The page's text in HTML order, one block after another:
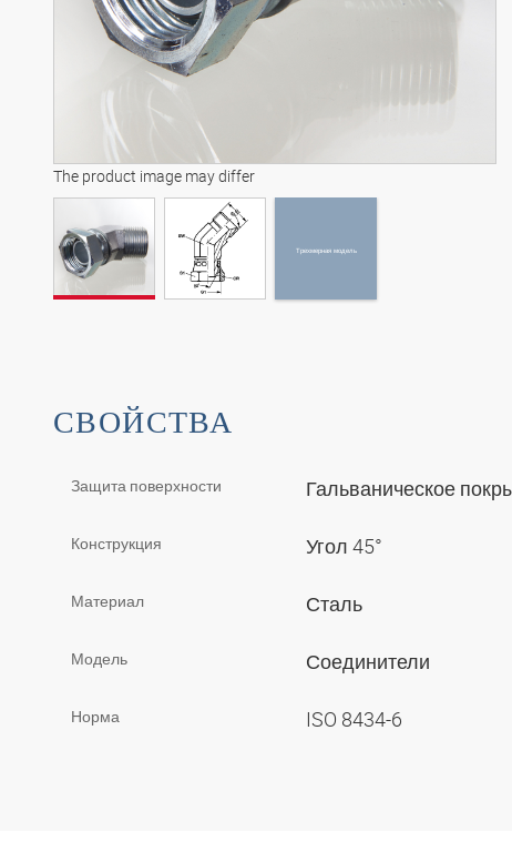
The product image may differ
Трехмерная модель
СВОЙСТВА
Защита поверхности Гальваническое
Конструкция Угол 45°
Материал Сталь
Модель Соединители
Норма ISO 8434-6